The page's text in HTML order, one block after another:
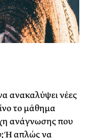
ανακαλύψει νέες
το μάθημα
ανάγνωσης που
Ή απλώς να